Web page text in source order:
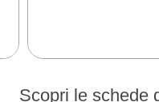
Scopri le schede